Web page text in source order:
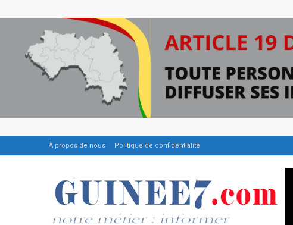
À propos de nous Politique de confidentialité